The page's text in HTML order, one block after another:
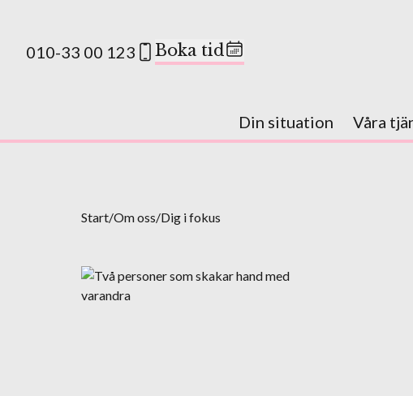
010-33 00 123 Boka tid
Din situation Våra
Start/Om oss/Dig i fokus